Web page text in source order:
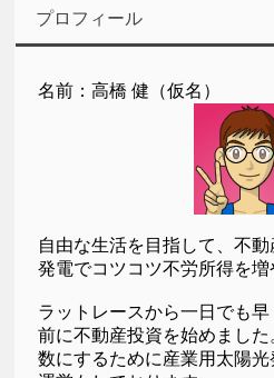
プロフィール
名前：高橋 健（仮名）
自由な生活を目指して、不
発電でコツコツ不労所得を増
ラットレースから一日でも
前に不動産投資を始めまし
数にするために産業用太陽